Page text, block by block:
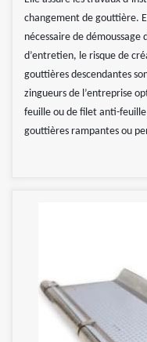
changement de gouttière.
nécessaire de démoussage
d’entretien, le risque de
gouttières descendantes
zingueurs de l’entreprise
feuille ou de filet anti-
gouttières rampantes ou